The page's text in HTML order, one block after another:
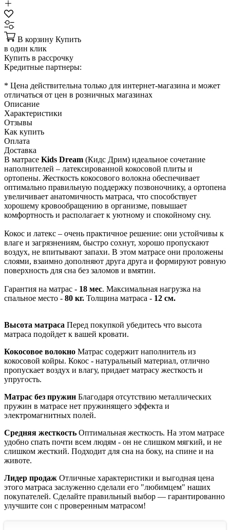
В корзину Купить
в один клик
Купить в рассрочку
Кредитные партнеры:
* Цена действительна только для интернет-магазина и может
отличаться от цен в розничных магазинах
Описание
Характеристики
Отзывы
Как купить
Оплата
Доставка
В матрасе Kids Dream (Кидс Дрим) идеальное сочетание
наполнителей – латексированной кокосовой плиты и
ортопены. Жесткость кокосового волокна обеспечивает
оптимально правильную поддержку позвоночнику, а ортопена
увеличивает анатомичность матраса, что способствует
хорошему кровообращению в организме, повышает
комфортность и располагает к уютному и спокойному сну.
Кокос и латекс – очень практичное решение: они устойчивы к
влаге и загрязнениям, быстро сохнут, хорошо пропускают
воздух, не впитывают запахи. В этом матрасе они проложены
слоями, взаимно дополняют друга друга и формируют ровную
поверхность для сна без заломов и вмятин.
Гарантия на матрас - 18 мес. Максимальная нагрузка на
спальное место - 80 кг. Толщина матраса - 12 см.
Высота матраса Перед покупкой убедитесь что высота
матраса подойдет к вашей кровати.
Кокосовое волокно Матрас содержит наполнитель из
кокосовой койры. Кокос - натуральный материал, отлично
пропускает воздух и влагу, придает матрасу жесткость и
упругость.
Матрас без пружин Благодаря отсутствию металлических
пружин в матрасе нет пружинящего эффекта и
электромагнитных полей.
Средняя жесткость Оптимальная жесткость. На этом матрасе
удобно спать почти всем людям - он не слишком мягкий, и не
слишком жесткий. Подходит для сна на боку, на спине и на
животе.
Лидер продаж Отличные характеристики и выгодная цена
этого матраса заслуженно сделали его "любимцем" наших
покупателей. Сделайте правильный выбор — гарантированно
улучшите сон с проверенным матрасом!